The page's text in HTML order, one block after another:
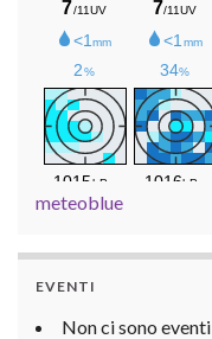
meteoblue
EVENTI
Non ci sono eventi